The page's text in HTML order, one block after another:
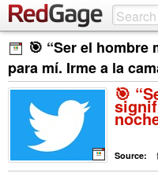
🎯 “Ser el
para mí. Irme a la
🎯
Source: